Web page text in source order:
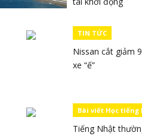
TIN TỨC
Nissan cắt giảm
xe “ế”
Bài viết Học tiếng
Tiếng Nhật